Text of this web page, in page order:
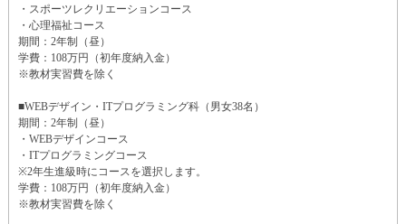
・スポーツレクリエーションコース
・心理福祉コース
期間：2年制（昼）
学費：108万円（初年度納入金）
※教材実習費を除く
■WEBデザイン・ITプログラミング科（男女38名）
期間：2年制（昼）
・WEBデザインコース
・ITプログラミングコース
※2年生進級時にコースを選択します。
学費：108万円（初年度納入金）
※教材実習費を除く